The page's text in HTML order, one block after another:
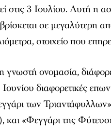
στις 3 Ιουλίου. Αυτή η
σε μεγαλύτερη
στοιχείο που
γνωστή ονομασία,
Ιουνίου διαφορετικές
των
και «Φεγγάρι της